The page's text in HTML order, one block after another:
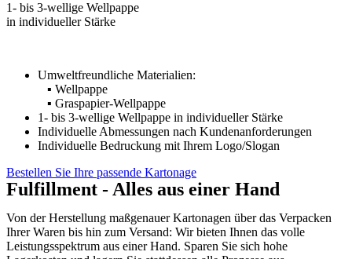
1- bis 3-wellige Wellpappe
in individueller Stärke
Umweltfreundliche Materialien:
▪ Wellpappe
▪ Graspapier-Wellpappe
1- bis 3-wellige Wellpappe in individueller Stärke
Individuelle Abmessungen nach Kundenanforderungen
Individuelle Bedruckung mit Ihrem Logo/Slogan
Bestellen Sie Ihre passende Kartonage
Fulfillment - Alles aus einer Hand
Von der Herstellung maßgenauer Kartonagen über das Verpacken
Ihrer Waren bis hin zum Versand: Wir bieten Ihnen das volle
Leistungsspektrum aus einer Hand. Sparen Sie sich hohe